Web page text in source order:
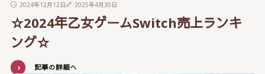
2024年12月12日 2025年4月30日
☆2024年乙女ゲームSwitch売上ランキ
ング☆
記事の詳細へ